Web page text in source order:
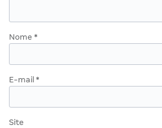
Nome *
E-mail *
Site